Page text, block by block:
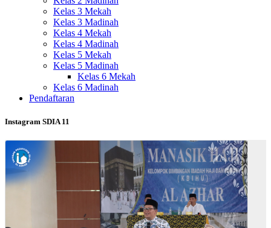
Kelas 3 Mekah
Kelas 3 Madinah
Kelas 4 Mekah
Kelas 4 Madinah
Kelas 5 Mekah
Kelas 5 Madinah
Kelas 6 Mekah
Kelas 6 Madinah
Pendaftaran
Instagram SDIA 11